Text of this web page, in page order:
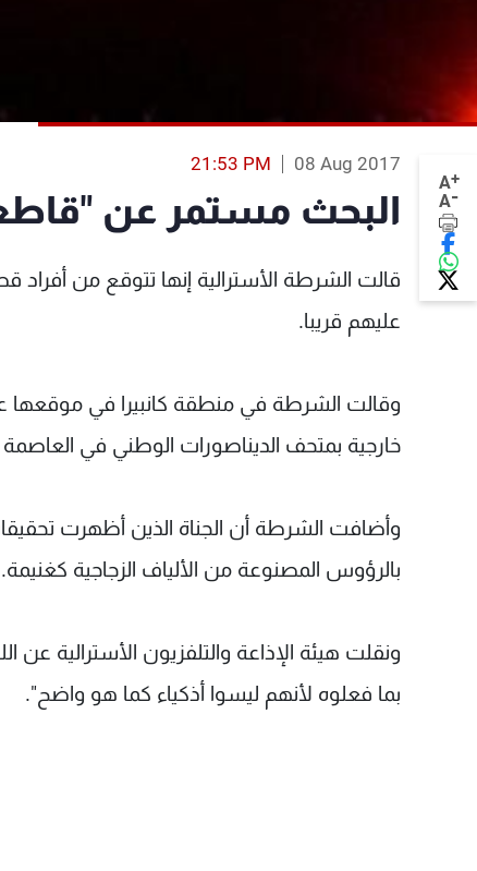
A+
A-
08 Aug 2017
21:53 PM
البحث مستمر عن
عليهم قريبا.
وقالت الشرطة في منطقة كانبيرا في
خارجية بمتحف الديناصورات الوطني في العاصمة
وأضافت الشرطة أن الجناة الذين أظهرت
بالرؤوس المصنوعة من الألياف الزجاجية كغنيمة.
ونقلت هيئة الإذاعة والتلفزيون الأسترالية عن
بما فعلوه لأنهم ليسوا أذكياء كما هو واضح".